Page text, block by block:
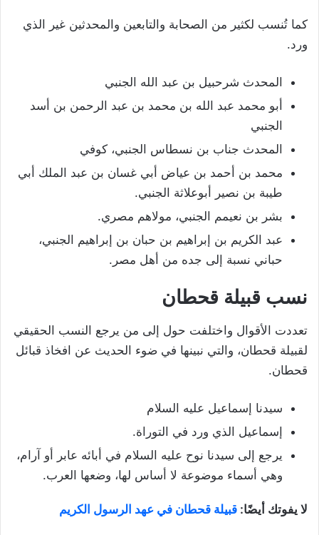
كما تُنسب لكثير من الصحابة والتابعين والمحدثين غير الذي
ورد.
المحدث شرحبيل بن عبد الله الجنبي
أبو محمد عبد الله بن محمد بن عبد الرحمن بن أسد
الجنبي
المحدث جناب بن نسطاس الجنبي، كوفي
محمد بن أحمد بن عياض أبي غسان بن عبد الملك أبي
طيبة بن نصير أبوعلاثة الجنبي.
بشر بن نعيمم الجنبي، مولاهم مصري.
عبد الكريم بن إبراهيم بن حبان بن إبراهيم الجنبي،
حباني نسبة إلى جده من أهل مصر.
نسب قبيلة قحطان
تعددت الأقوال واختلفت حول إلى من يرجع النسب الحقيقي
لقبيلة قحطان، والتي نبينها في ضوء الحديث عن افخاذ قبائل
قحطان.
سيدنا إسماعيل عليه السلام
إسماعيل الذي ورد في التوراة.
يرجع إلى سيدنا نوح عليه السلام في أبائه عابر أو آرام،
وهي أسماء موضوعة لا أساس لها، وضعها العرب.
لا يفوتك أيضًا: قبيلة قحطان في عهد الرسول الكريم